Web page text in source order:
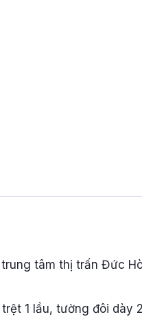
tâm thị trấn Đức
1 lầu, tường đôi dày